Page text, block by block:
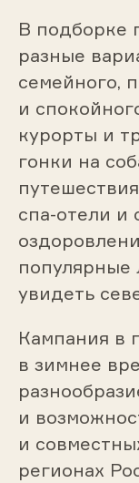
В подборке
разные
семейного,
и
курорты и
гонки на
спа-отели и
популярные
увидеть
Кампания в
в зимнее
и
и
регионах